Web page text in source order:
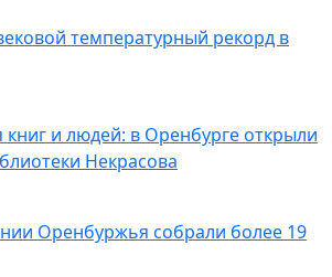
температурный рекорд в
и людей: в Оренбурге открыли
Некрасова
Оренбуржья собрали более 19